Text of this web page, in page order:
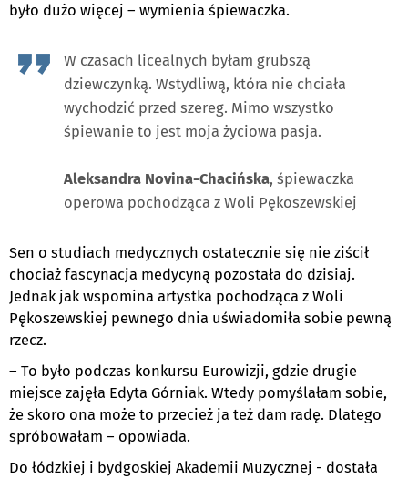
było dużo więcej – wymienia śpiewaczka.
W czasach licealnych byłam grubszą
dziewczynką. Wstydliwą, która nie chciała
wychodzić przed szereg. Mimo wszystko
śpiewanie to jest moja życiowa pasja.
Aleksandra Novina-Chacińska, śpiewaczka
operowa pochodząca z Woli Pękoszewskiej
Sen o studiach medycznych ostatecznie się nie ziścił
chociaż fascynacja medycyną pozostała do dzisiaj.
Jednak jak wspomina artystka pochodząca z Woli
Pękoszewskiej pewnego dnia uświadomiła sobie pewną
rzecz.
– To było podczas konkursu Eurowizji, gdzie drugie
miejsce zajęła Edyta Górniak. Wtedy pomyślałam sobie,
że skoro ona może to przecież ja też dam radę. Dlatego
spróbowałam – opowiada.
Do łódzkiej i bydgoskiej Akademii Muzycznej - dostała